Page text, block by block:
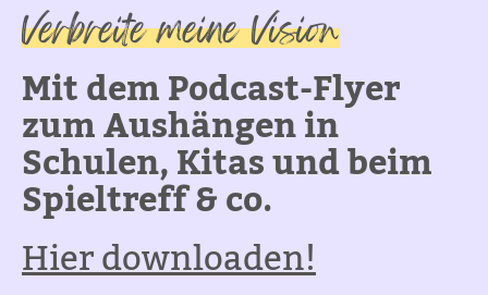
Verbreite meine Vision
Mit dem Podcast-Flyer
zum Aushängen in
Schulen, Kitas und beim
Spieltreff & co.
Hier downloaden!